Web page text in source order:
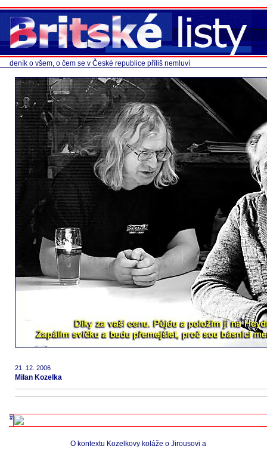
deník o všem, o čem se v České republice příliš nemluví
21. 12. 2006
Milan Kozelka
O kontextu Kozelkovy koláže o Jirousovi a